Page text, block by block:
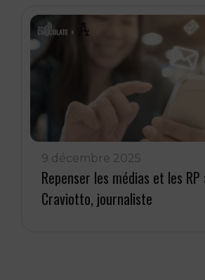
9 décembre 2025
Repenser les médias et les
Craviotto, journaliste